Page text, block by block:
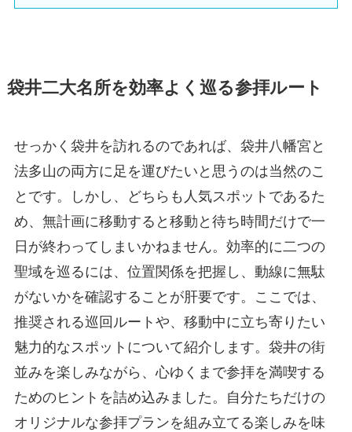
袋井二大名所を効率よく巡る参拝ルート
せっかく袋井を訪れるのであれば、袋井八幡宮と
法多山の両方に足を運びたいと思うのは当然のこ
とです。しかし、どちらも人気スポットであるた
め、無計画に移動すると移動と待ち時間だけで一
日が終わってしまいかねません。効率的に二つの
聖域を巡るには、位置関係を把握し、動線に無駄
がないかを確認することが肝要です。ここでは、
推奨される巡回ルートや、移動中に立ち寄りたい
魅力的なスポットについて紹介します。袋井の街
並みを楽しみながら、心ゆくまで参拝を満喫する
ためのヒントを詰め込みました。自分たちだけの
オリジナルな参拝プランを組み立てる楽しみを味